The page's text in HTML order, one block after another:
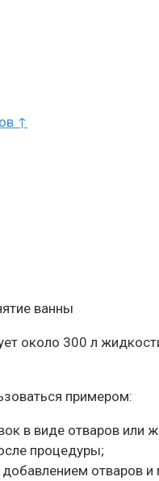
↑
ванны
около 300 л
примером:
в виде отваров
процедуры;
отваров